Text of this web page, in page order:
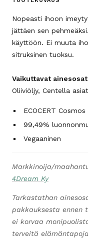
Nopeasti ihoon
jättäen sen
käyttöön. Ei muuta
sitruksinen tuoksu.
Vaikuttavat
Oliiviöljy, Centella
ECOCERT Cosmos
99,49%
Vegaaninen
Markkinoija/
4Dream Ky
Tarkastathan
pakkauksesta ennen
ei korvaa
terveitä